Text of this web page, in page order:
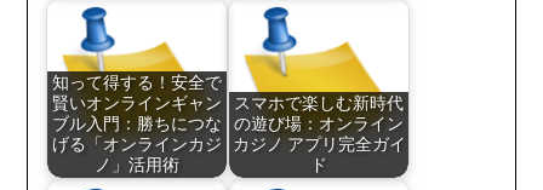
知って得する！安全で
賢いオンラインギャン
ブル入門：勝ちにつな
げる「オンラインカジ
ノ」活用術
スマホで楽しむ新時代
の遊び場：オンライン
カジノ アプリ完全ガイ
ド